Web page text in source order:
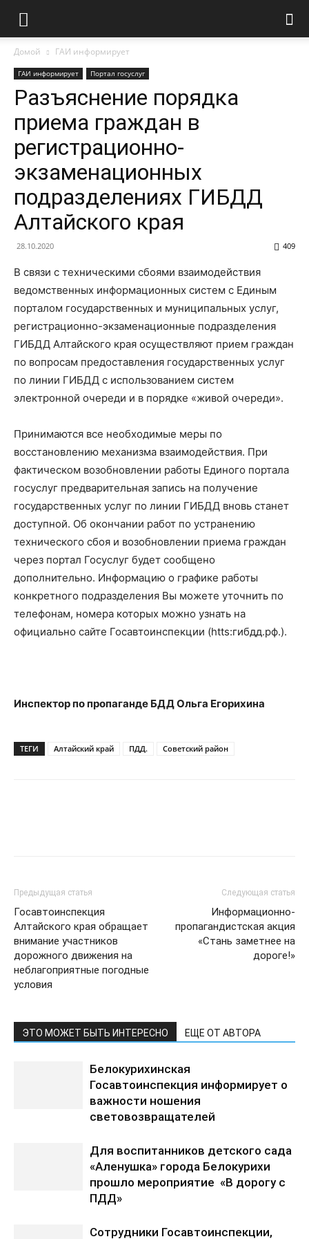
Домой ГАИ информирует
ГАИ информирует Портал госуслуг
Разъяснение порядка
приема граждан в
регистрационно-
экзаменационных
подразделениях ГИБДД
Алтайского края
28.10.2020 409
В связи с техническими сбоями взаимодействия
ведомственных информационных систем с Единым
порталом государственных и муниципальных услуг,
регистрационно-экзаменационные подразделения
ГИБДД Алтайского края осуществляют прием граждан
по вопросам предоставления государственных услуг
по линии ГИБДД с использованием систем
электронной очереди и в порядке «живой очереди».
Принимаются все необходимые меры по
восстановлению механизма взаимодействия. При
фактическом возобновлении работы Единого портала
госуслуг предварительная запись на получение
государственных услуг по линии ГИБДД вновь станет
доступной. Об окончании работ по устранению
технического сбоя и возобновлении приема граждан
через портал Госуслуг будет сообщено
дополнительно. Информацию о графике работы
конкретного подразделения Вы можете уточнить по
телефонам, номера которых можно узнать на
официально сайте Госавтоинспекции (htts:гибдд.рф.).
Инспектор по пропаганде БДД Ольга Егорихина
ТЕГИ Алтайский край ПДД. Советский район
Предыдущая статья
Госавтоинспекция
Алтайского края обращает
внимание участников
дорожного движения на
неблагоприятные погодные
условия
Следующая статья
Информационно-
пропагандистская акция
«Стань заметнее на
дороге!»
ЭТО МОЖЕТ БЫТЬ ИНТЕРЕСНО ЕЩЕ ОТ АВТОРА
Белокурихинская
Госавтоинспекция информирует о
важности ношения
световозвращателей
Для воспитанников детского сада
«Аленушка» города Белокурихи
прошло мероприятие «В дорогу с
ПДД»
Сотрудники Госавтоинспекции,